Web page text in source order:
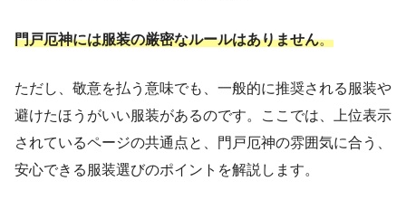
門戸厄神には服装の厳密なルールはありません。
ただし、敬意を払う意味でも、一般的に推奨される服装や
避けたほうがいい服装があるのです。ここでは、上位表示
されているページの共通点と、門戸厄神の雰囲気に合う、
安心できる服装選びのポイントを解説します。